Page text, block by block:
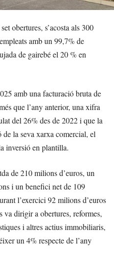
obertures, s’acosta als 300
amb un 99,7% de
de gairebé el 20 % en
amb una facturació bruta de
que l’any anterior, una xifra
del 26% des de 2022 i que la
la seva xarxa comercial, el
inversió en plantilla.
de 210 milions d’euros, un
i un benefici net de 109
l’exercici 92 milions d’euros
va dirigir a obertures, reformes,
i altres actius immobiliaris,
un 4% respecte de l’any